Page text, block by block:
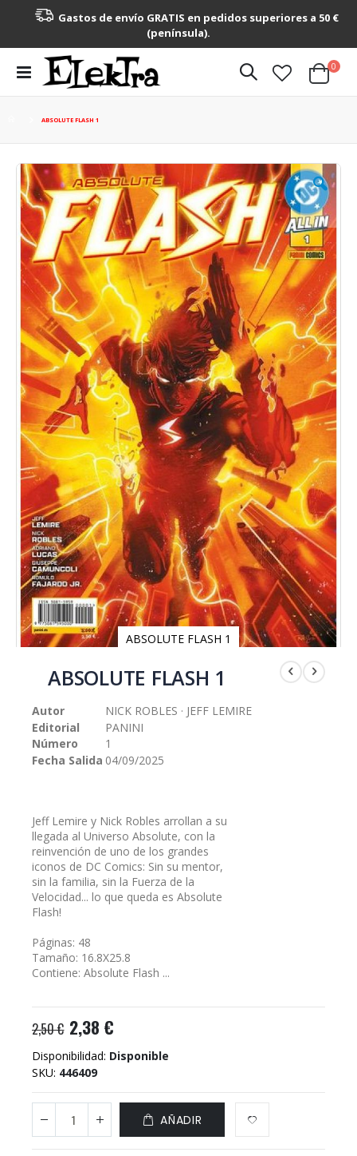
Gastos de envío GRATIS en pedidos superiores a 50 €
(península).
Toggle
Nav
Cart
0
ABSOLUTE FLASH 1
Saltar
al
final
de
la
galería
de
imágenes
ABSOLUTE FLASH 1
comienzo
galería
imágenes
ABSOLUTE FLASH 1
Autor
NICK ROBLES · JEFF LEMIRE
Editorial
PANINI
Número
1
Fecha Salida 04/09/2025
Jeff Lemire y Nick Robles arrollan a su
llegada al Universo Absolute, con la
reinvención de uno de los grandes
iconos de DC Comics: Sin su mentor,
sin la familia, sin la Fuerza de la
Velocidad... lo que queda es Absolute
Flash!
Páginas: 48
Tamaño: 16.8X25.8
Contiene: Absolute Flash ...
2,50 € 2,38 €
Disponibilidad: Disponible
SKU 446409
AÑADIR